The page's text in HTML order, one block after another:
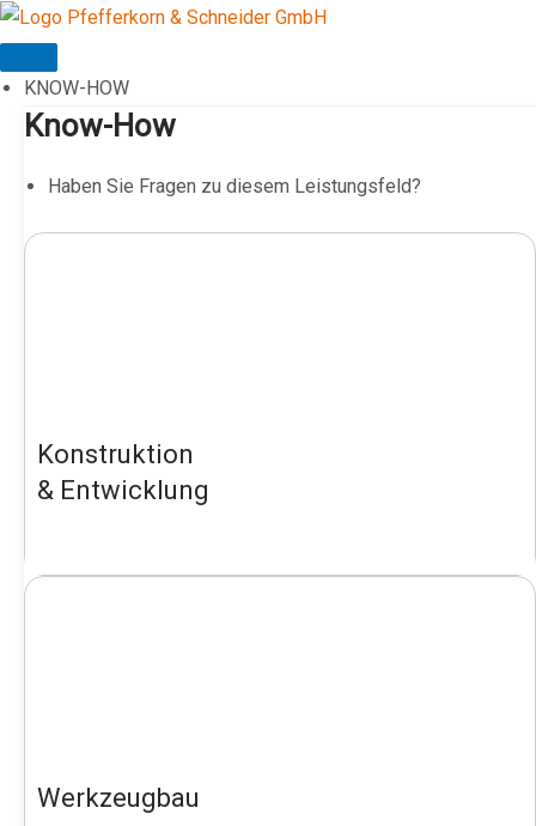
Zum
Inhalt
springen
KNOW-HOW
Know-How
Haben Sie Fragen zu diesem Leistungsfeld?
Konstruktion
& Entwicklung
Werkzeugbau